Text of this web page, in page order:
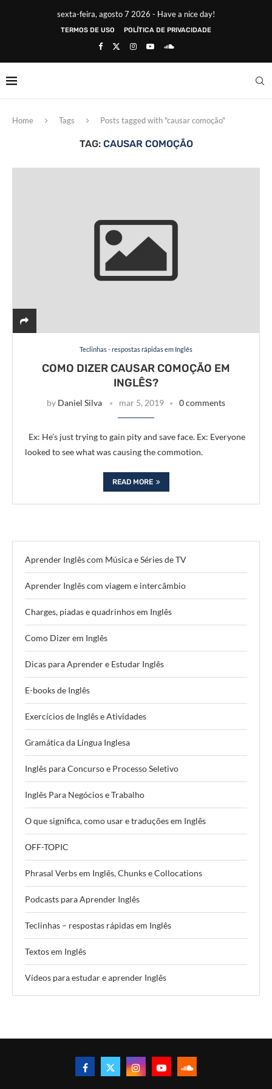
sexta-feira, agosto 7 2026 - Have a nice day!
TERMOS DE USO POLÍTICA DE PRIVACIDADE
Home Tags Posts tagged with "causar comoção"
TAG: CAUSAR COMOÇÃO
Teclinhas - respostas rápidas em Inglês
COMO DIZER CAUSAR COMOÇÃO EM
INGLÊS?
by Daniel Silva mar 5, 2019 0 comments
Ex: He’s just trying to gain pity and save face. Ex: Everyone
looked to see what was causing the commotion.
READ MORE
Aprender Inglês com Música e Séries de TV
Aprender Inglês com viagem e intercâmbio
Charges, piadas e quadrinhos em Inglês
Como Dizer em Inglês
Dicas para Aprender e Estudar Inglês
E-books de Inglês
Exercícios de Inglês e Atividades
Gramática da Língua Inglesa
Inglês para Concurso e Processo Seletivo
Inglês Para Negócios e Trabalho
O que significa, como usar e traduções em Inglês
OFF-TOPIC
Phrasal Verbs em Inglês, Chunks e Collocations
Podcasts para Aprender Inglês
Teclinhas – respostas rápidas em Inglês
Textos em Inglês
Vídeos para estudar e aprender Inglês